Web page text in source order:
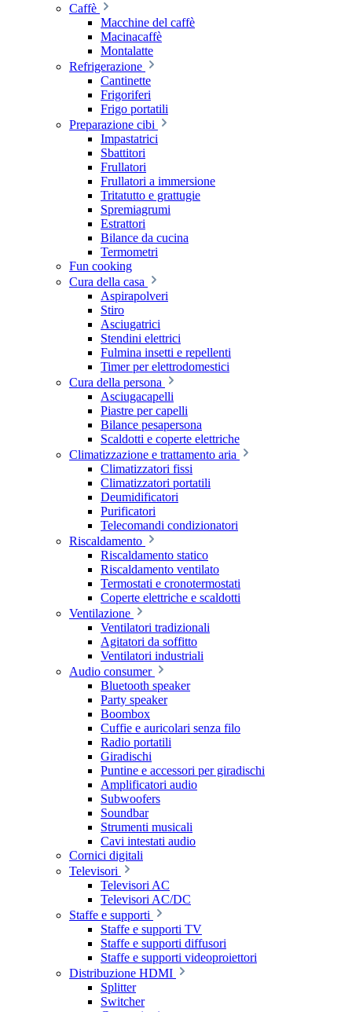
Caffè
Macchine del caffè
Macinacaffè
Montalatte
Refrigerazione
Cantinette
Frigoriferi
Frigo portatili
Preparazione cibi
Impastatrici
Sbattitori
Frullatori
Frullatori a immersione
Tritatutto e grattugie
Spremiagrumi
Estrattori
Bilance da cucina
Termometri
Fun cooking
Cura della casa
Aspirapolveri
Stiro
Asciugatrici
Stendini elettrici
Fulmina insetti e repellenti
Timer per elettrodomestici
Cura della persona
Asciugacapelli
Piastre per capelli
Bilance pesapersona
Scaldotti e coperte elettriche
Climatizzazione e trattamento aria
Climatizzatori fissi
Climatizzatori portatili
Deumidificatori
Purificatori
Telecomandi condizionatori
Riscaldamento
Riscaldamento statico
Riscaldamento ventilato
Termostati e cronotermostati
Coperte elettriche e scaldotti
Ventilazione
Ventilatori tradizionali
Agitatori da soffitto
Ventilatori industriali
Audio consumer
Bluetooth speaker
Party speaker
Boombox
Cuffie e auricolari senza filo
Radio portatili
Giradischi
Puntine e accessori per giradischi
Amplificatori audio
Subwoofers
Soundbar
Strumenti musicali
Cavi intestati audio
Cornici digitali
Televisori
Televisori AC
Televisori AC/DC
Staffe e supporti
Staffe e supporti TV
Staffe e supporti diffusori
Staffe e supporti videoproiettori
Distribuzione HDMI
Splitter
Switcher